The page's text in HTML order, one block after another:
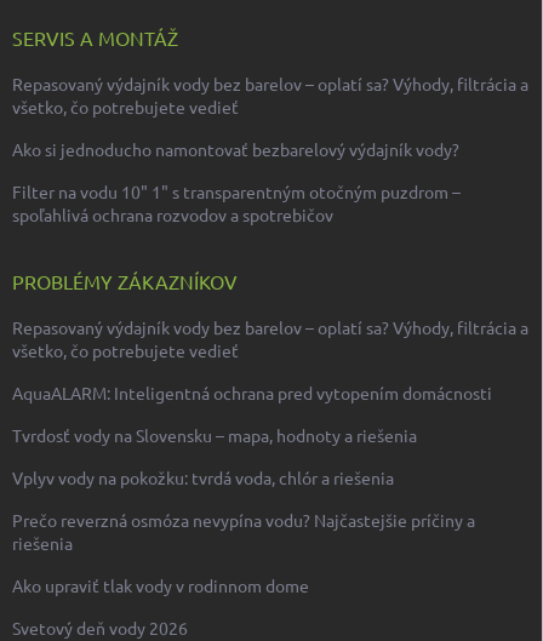
SERVIS A MONTÁŽ
Repasovaný výdajník vody bez barelov – oplatí sa? Výhody, filtrácia a
všetko, čo potrebujete vedieť
Ako si jednoducho namontovať bezbarelový výdajník vody?
Filter na vodu 10" 1" s transparentným otočným puzdrom –
spoľahlivá ochrana rozvodov a spotrebičov
PROBLÉMY ZÁKAZNÍKOV
Repasovaný výdajník vody bez barelov – oplatí sa? Výhody, filtrácia a
všetko, čo potrebujete vedieť
AquaALARM: Inteligentná ochrana pred vytopením domácnosti
Tvrdosť vody na Slovensku – mapa, hodnoty a riešenia
Vplyv vody na pokožku: tvrdá voda, chlór a riešenia
Prečo reverzná osmóza nevypína vodu? Najčastejšie príčiny a
riešenia
Ako upraviť tlak vody v rodinnom dome
Svetový deň vody 2026